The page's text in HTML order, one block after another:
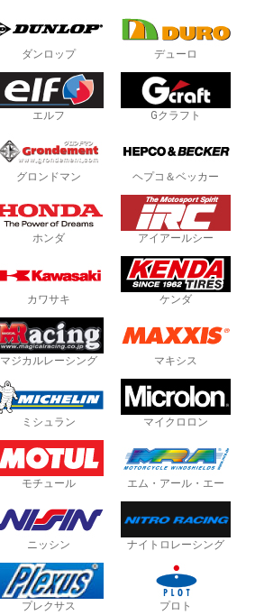
ダンロップ デューロ
エルフ Gクラフト
グロンドマン ヘプコ＆ベッカー
ホンダ アイアールシー
カワサキ ケンダ
マジカルレーシング マキシス
ミシュラン マイクロロン
モチュール エム・アール・エー
ニッシン ナイトロレーシング
プレクサス プロト